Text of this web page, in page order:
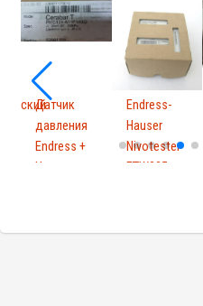
Датчик
давления
Endress +
Hauser
Endress-
Hauser
Nivotester
FTW325